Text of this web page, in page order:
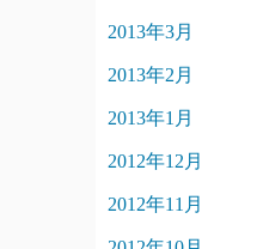
2013年3月
2013年2月
2013年1月
2012年12月
2012年11月